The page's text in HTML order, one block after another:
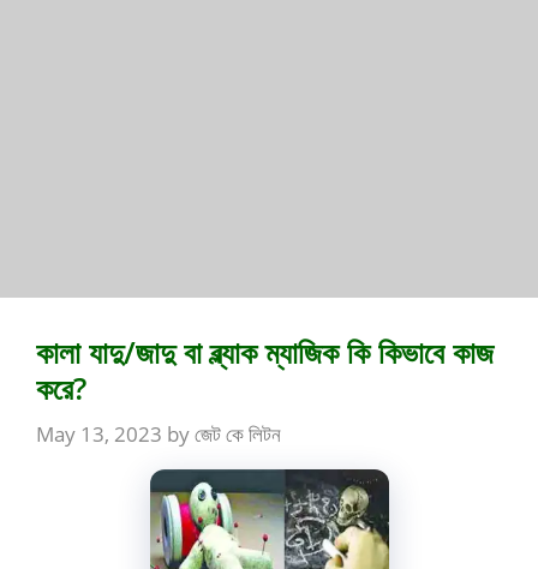
কালা যাদু/জাদু বা ব্ল্যাক ম্যাজিক কি কিভাবে কাজ
করে?
May 13, 2023 byজেট কে লিটন